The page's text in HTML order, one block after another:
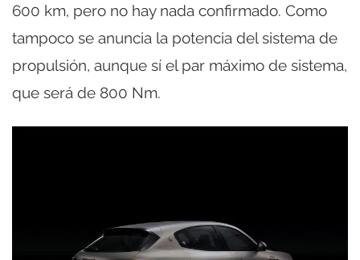
600 km, pero no hay nada confirmado. Como
tampoco se anuncia la potencia del sistema de
propulsión, aunque sí el par máximo de sistema,
que será de 800 Nm.